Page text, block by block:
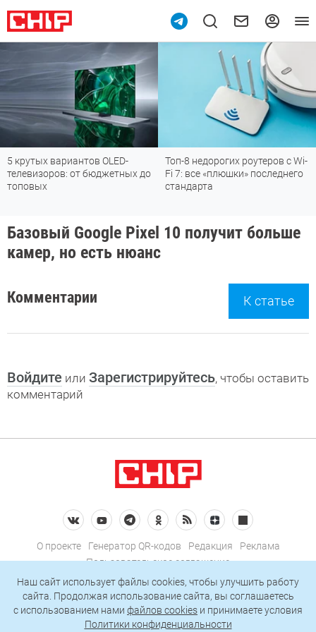
5 крутых вариантов OLED-
телевизоров: от бюджетных до
топовых
Топ-8 недорогих роутеров с Wi-
Fi 7: все «плюшки» последнего
стандарта
Базовый Google Pixel 10 получит больше
камер, но есть нюанс
Комментарии К статье
Войдите или Зарегистрируйтесь, чтобы оставить
комментарий
О проекте Генератор QR-кодов Редакция
Реклама
Пользовательское соглашение
Политика конфиденциальности
Подписаться на рассылку
Наш сайт использует файлы cookies, чтобы улучшить работу
сайта. Продолжая использование сайта, вы соглашаетесь
c использованием нами файлов cookies и принимаете условия
Политики конфиденциальности